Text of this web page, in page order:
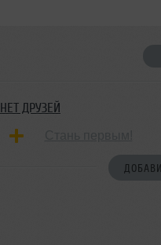
НЕТ ДРУЗЕЙ